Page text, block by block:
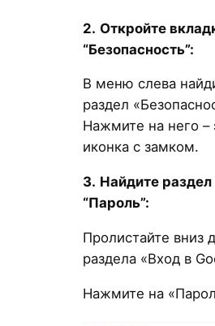
2. Откройте
“Безопасность”:
В меню слева
раздел
Нажмите на него –
иконка с замком.
3. Найдите раздел
“Пароль”:
Пролистайте вниз
раздела «Вход в
Нажмите на